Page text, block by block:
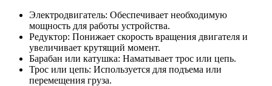
Электродвигатель: Обеспечивает необходимую
мощность для работы устройства.
Редуктор: Понижает скорость вращения двигателя и
увеличивает крутящий момент.
Барабан или катушка: Наматывает трос или цепь.
Трос или цепь: Используется для подъема или
перемещения груза.